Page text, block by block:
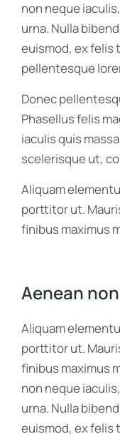
non neque
urna. Nulla
euismod, ex
pellentesque
Donec
Phasellus felis
iaculis quis
scelerisque ut,
Aliquam
porttitor ut.
finibus maximus
Aenean
Aliquam
porttitor ut.
finibus maximus
non neque
urna. Nulla
euismod, ex